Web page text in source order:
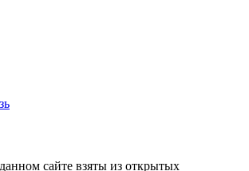
сайте взяты из открытых